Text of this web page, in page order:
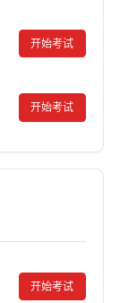
开始考试
开始考试
开始考试